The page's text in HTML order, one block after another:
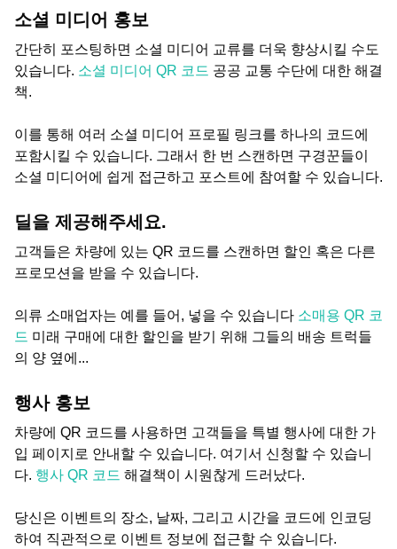
소셜 미디어 홍보
간단히 포스팅하면 소셜 미디어 교류를 더욱 향상시킬 수도
있습니다. 소셜 미디어 QR 코드 공공 교통 수단에 대한 해결
책.
이를 통해 여러 소셜 미디어 프로필 링크를 하나의 코드에
포함시킬 수 있습니다. 그래서 한 번 스캔하면 구경꾼들이
소셜 미디어에 쉽게 접근하고 포스트에 참여할 수 있습니다.
딜을 제공해주세요.
고객들은 차량에 있는 QR 코드를 스캔하면 할인 혹은 다른
프로모션을 받을 수 있습니다.
의류 소매업자는 예를 들어, 넣을 수 있습니다 소매용 QR 코
드 미래 구매에 대한 할인을 받기 위해 그들의 배송 트럭들
의 양 옆에...
행사 홍보
차량에 QR 코드를 사용하면 고객들을 특별 행사에 대한 가
입 페이지로 안내할 수 있습니다. 여기서 신청할 수 있습니
다. 행사 QR 코드 해결책이 시원찮게 드러났다.
당신은 이벤트의 장소, 날짜, 그리고 시간을 코드에 인코딩
하여 직관적으로 이벤트 정보에 접근할 수 있습니다.